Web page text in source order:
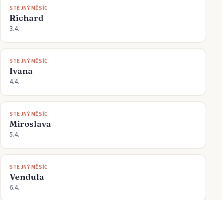
STEJNÝ MĚSÍC
Richard
3.4.
STEJNÝ MĚSÍC
Ivana
4.4.
STEJNÝ MĚSÍC
Miroslava
5.4.
STEJNÝ MĚSÍC
Vendula
6.4.